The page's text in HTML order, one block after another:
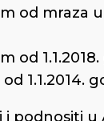
mraza u
1.1.2018.
1.1.2014.
podnositi u